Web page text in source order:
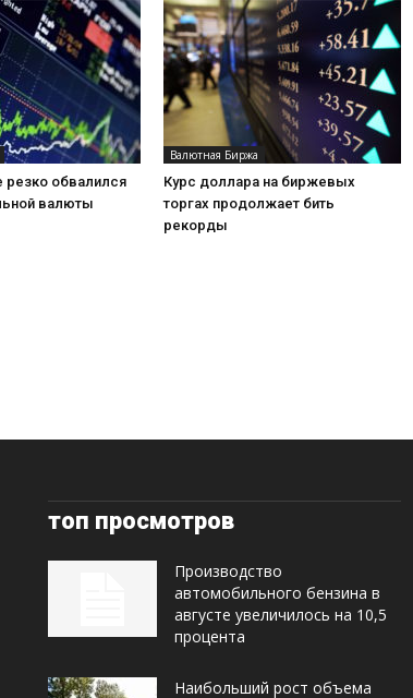
резко обвалился
валюты
Валютная Биржа
Курс доллара на биржевых
торгах продолжает бить
рекорды
топ просмотров
Производство
автомобильного бензина в
августе увеличилось на 10,5
процента
Наибольший рост объема